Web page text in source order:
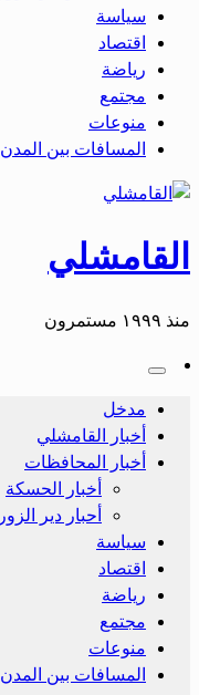
سياسة
اقتصاد
رياضة
مجتمع
منوعات
المسافات بين المدن
القامشلي
منذ ١٩٩٩ مستمرون
مدخل
أخبار القامشلي
أخبار المحافظات
أخبار الحسكة
أحبار دير الزور
سياسة
اقتصاد
رياضة
مجتمع
منوعات
المسافات بين المدن